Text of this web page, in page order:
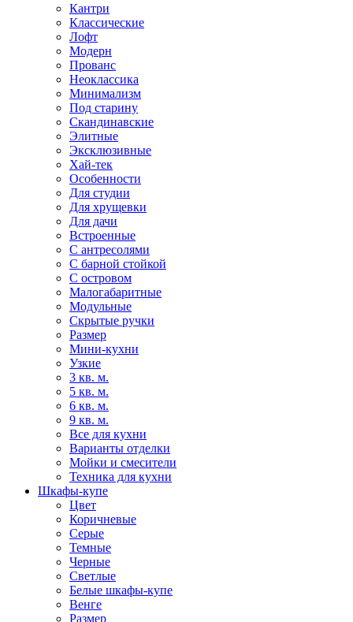
Кантри
Классические
Лофт
Модерн
Прованс
Неоклассика
Минимализм
Под старину
Скандинавские
Элитные
Эксклюзивные
Хай-тек
Особенности
Для студии
Для хрущевки
Для дачи
Встроенные
С антресолями
С барной стойкой
С островом
Малогабаритные
Модульные
Скрытые ручки
Размер
Мини-кухни
Узкие
3 кв. м.
5 кв. м.
6 кв. м.
9 кв. м.
Все для кухни
Варианты отделки
Мойки и смесители
Техника для кухни
Шкафы-купе
Цвет
Коричневые
Серые
Темные
Черные
Светлые
Белые шкафы-купе
Венге
Размер